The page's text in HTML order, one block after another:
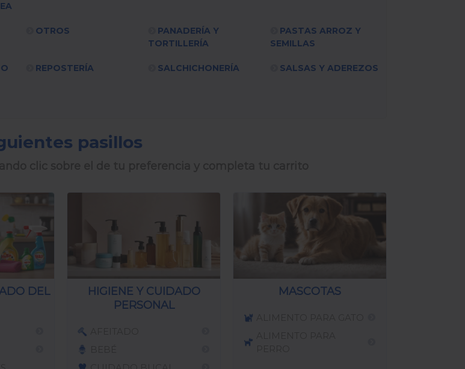
OTROS
PANADERÍA Y
TORTILLERÍA
PASTAS ARROZ Y
SEMILLAS
REPOSTERÍA SALCHICHONERÍA SALSAS Y ADEREZOS
pasillos
DEL
HIGIENE Y CUIDADO
PERSONAL
MASCOTAS